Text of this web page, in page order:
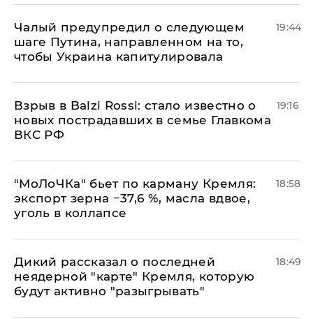
Чалый предупредил о следующем
шаге Путина, направленном на то,
чтобы Украина капитулировала
19:44
Взрыв в Balzi Rossi: стало известно о
новых пострадавших в семье Главкома
ВКС РФ
19:16
​"МоЛоЧКа" бьет по карману Кремля:
экспорт зерна −37,6 %, масла вдвое,
уголь в коллапсе
18:58
Дикий рассказал о последней
неядерной "карте" Кремля, которую
будут активно "разыгрывать"
18:49